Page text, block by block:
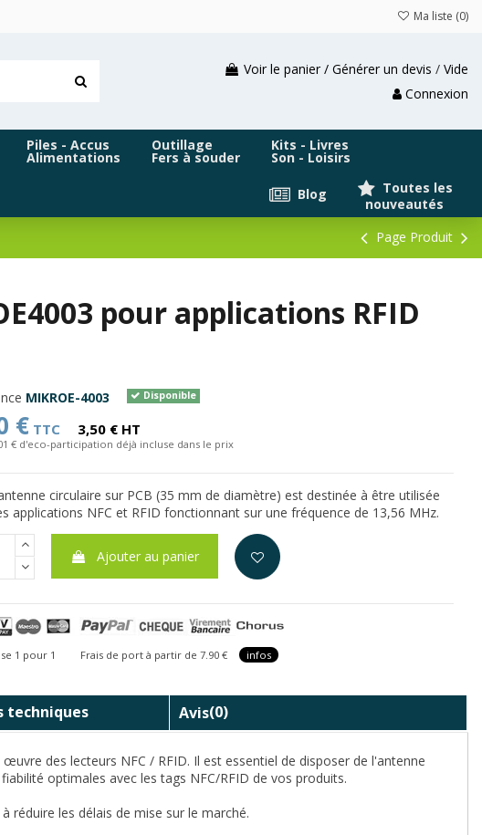
Ma liste (0)
Voir le panier / Générer un devis / Vide
Connexion
Piles - Accus
Alimentations
Outillage
Fers à souder
Kits - Livres
Son - Loisirs
Toutes les
nouveautés
Blog
Page Produit
pour applications RFID
MIKROE-4003 Disponible
€ TTC 3,50 € HT
€ d'eco-participation déjà incluse dans le prix
circulaire sur PCB (35 mm de diamètre) est destinée à être utilisée
applications NFC et RFID fonctionnant sur une fréquence de 13,56 MHz.
Ajouter au panier
1 pour 1 Frais de port à partir de 7.90 € infos
techniques Avis(0)
des lecteurs NFC / RFID. Il est essentiel de disposer de l'antenne
optimales avec les tags NFC/RFID de vos produits.
réduire les délais de mise sur le marché.